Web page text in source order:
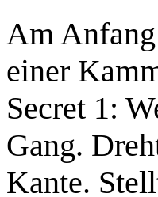
Am
einer
Secret 1:
Gang.
Kante.